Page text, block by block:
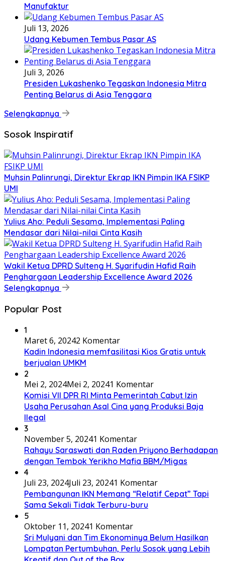
Manufaktur
Juli 13, 2026
Udang Kebumen Tembus Pasar AS
Juli 3, 2026
Presiden Lukashenko Tegaskan Indonesia Mitra
Penting Belarus di Asia Tenggara
Selengkapnya
Sosok Inspiratif
Muhsin Palinrungi, Direktur Ekrap IKN Pimpin IKA FSIKP
UMI
Yulius Aho: Peduli Sesama, Implementasi Paling
Mendasar dari Nilai-nilai Cinta Kasih
Wakil Ketua DPRD Sulteng H. Syarifudin Hafid Raih
Penghargaan Leadership Excellence Award 2026
Selengkapnya
Popular Post
1
Maret 6, 20242 Komentar
Kadin Indonesia memfasilitasi Kios Gratis untuk
berjualan UMKM
2
Mei 2, 2024Mei 2, 20241 Komentar
Komisi VII DPR RI Minta Pemerintah Cabut Izin
Usaha Perusahan Asal Cina yang Produksi Baja
Ilegal
3
November 5, 20241 Komentar
Rahayu Saraswati dan Raden Priyono Berhadapan
dengan Tembok Yerikho Mafia BBM/Migas
4
Juli 23, 2024Juli 23, 20241 Komentar
Pembangunan IKN Memang “Relatif Cepat” Tapi
Sama Sekali Tidak Terburu-buru
5
Oktober 11, 20241 Komentar
Sri Mulyani dan Tim Ekonominya Belum Hasilkan
Lompatan Pertumbuhan, Perlu Sosok yang Lebih